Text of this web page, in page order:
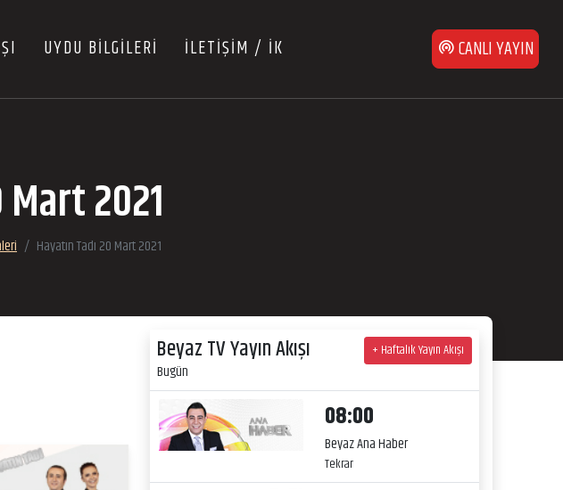
UYDU BİLGİLERİ İLETİŞİM / İK CANLI YAYIN
Mart 2021
Hayatın Tadı 20 Mart 2021
Beyaz TV Yayın Akışı
Bugün
+ Haftalık Yayın Akışı
08:00
Beyaz Ana Haber
Tekrar